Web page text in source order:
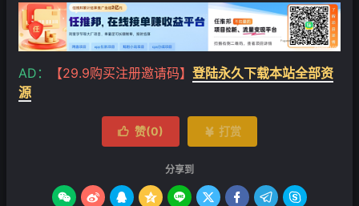
AD： 【29.9购买注册邀请码】 登陆永久下载本站全部资
源
 赞(0)  打赏
分享到
        